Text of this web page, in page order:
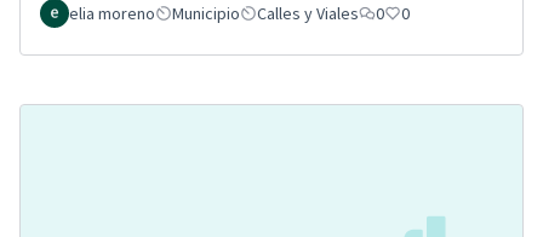
elia moreno
Municipio Calles y Viales 0 0